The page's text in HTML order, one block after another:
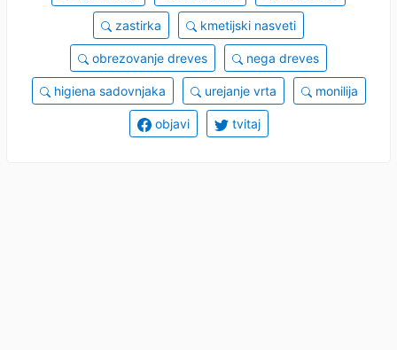
zastirka kmetijski nasveti
obrezovanje dreves nega dreves
higiena sadovnjaka urejanje vrta monilija
objavi tvitaj